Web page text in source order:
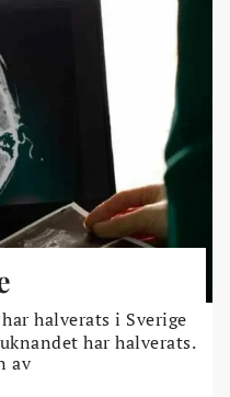
halverats i Sverige
har halverats.
av